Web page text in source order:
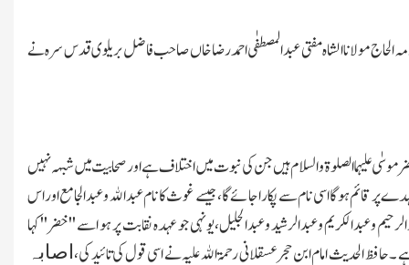
مولانا الشاہ مفتی عبدالمصطفٰی احمد رضا خاں صاحب فاضل بریلوی قدس سرہ نے
علیہما الصلوۃ والسلام ہیں جن کی نبوت میں اختلاف ہے اورصحابیت میں شبہہ نہیں
ہوگا اسی نام سے پکاراجائے گا،جیسے غوث کا نام عبدالله وعبدالجامع اوراس
وعبدالکریم وعبدالرشید وعبدالجلیل،یونہی جو عہدہ نقابت پر ہو اسے ''خضر ''کہا
الحدیث امام ابن حجر عسقلانی رحمۃ الله علیہ نے اسی قول کی تائید کی،اصابہ